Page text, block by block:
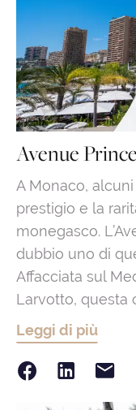
Avenue
A Monaco,
prestigio e la
monegasco.
dubbio uno di
Affacciata sul
Larvotto, questa
Leggi di più